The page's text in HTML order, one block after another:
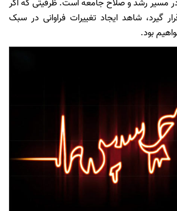
مسیر رشدوصلاحجامعهاست. ظرفیتی کهاگر
گیرد، شاهد ایجاد تغییرات فراوانی در سبک
بود.